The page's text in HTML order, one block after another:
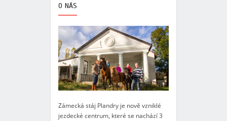
O NÁS
Zámecká stáj Plandry je nově vzniklé
jezdecké centrum, které se nachází 3